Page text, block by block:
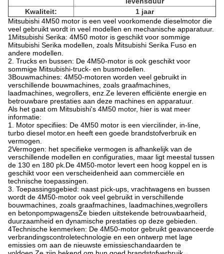
Kwaliteit:
1 jaar
Mitsubishi 4M50 motor is een veel voorkomende dieselmotor die
veel gebruikt wordt in veel modellen en mechanische apparatuur.
1Mitsubishi Serika: 4M50 motor is geschikt voor sommige
Mitsubishi Serika modellen, zoals Mitsubishi Serika Fuso en
andere modellen.
2. Trucks en bussen: De 4M50-motor is ook geschikt voor
sommige Mitsubishi-truck- en busmodellen.
3Bouwmachines: 4M50-motoren worden veel gebruikt in
verschillende bouwmachines, zoals graafmachines,
laadmachines, wegrollers, enz.Ze leveren efficiënte energie en
betrouwbare prestaties aan deze machines en apparatuur.
Als het gaat om Mitsubishi's 4M50 motor, hier is wat meer
informatie:
1. Motor specifiies: De 4M50 motor is een viercilinder, in-line,
turbo diesel motor.en heeft een goede brandstofverbruik en
vermogen.
2Vermogen: het specifieke vermogen is afhankelijk van de
verschillende modellen en configuraties, maar ligt meestal tussen
de 130 en 180 pk.De 4M50-motor levert een hoog koppel en is
geschikt voor een verscheidenheid aan commerciële en
technische toepassingen.
3. Toepassingsgebied: naast pick-ups, vrachtwagens en bussen
wordt de 4M50-motor ook veel gebruikt in verschillende
bouwmachines, zoals graafmachines, laadmachines,wegrollers
en betonpompwagensZe bieden uitstekende betrouwbaarheid,
duurzaamheid en dynamische prestaties op deze gebieden.
4Technische kenmerken: De 4M50-motor gebruikt geavanceerde
verbrandingscontroletechnologie en een ontwerp met lage
emissies om aan de nieuwste emissieschandaarden te